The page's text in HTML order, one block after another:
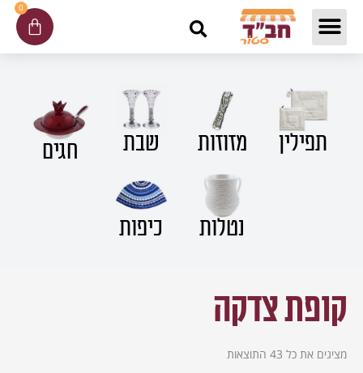
דילוג
0
עגלת
קניות
תפילין מזוזות שבת חגים
נטלות כיפות
קופת צדקה
מציגים את כל ⁦43⁩ התוצאות